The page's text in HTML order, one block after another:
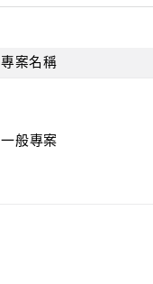
專案名稱
一般專案